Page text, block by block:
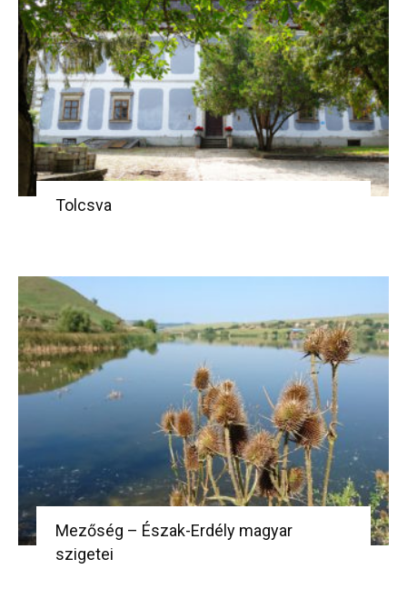
Tolcsva
Mezőség – Észak-Erdély magyar
szigetei